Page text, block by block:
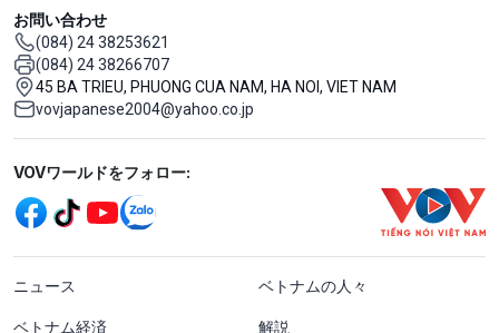
お問い合わせ
(084) 24 38253621
(084) 24 38266707
45 BA TRIEU, PHUONG CUA NAM, HA NOI, VIET NAM
vovjapanese2004@yahoo.co.jp
Mạng xã hội
VOVワールドをフォロー:
menu footer tiếng Nhật
ニュース ベトナムの人々
ベトナム経済 解説